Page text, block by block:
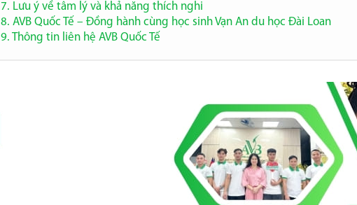
7. Lưu ý về tâm lý và khả năng thích nghi
8. AVB Quốc Tế – Đồng hành cùng học sinh Vạn An du học Đài Loan
9. Thông tin liên hệ AVB Quốc Tế